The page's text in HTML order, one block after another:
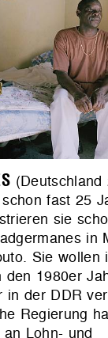
fast 25
sie
in
Sie wollen
1980er
in der DDR
Regierung
Lohn- und